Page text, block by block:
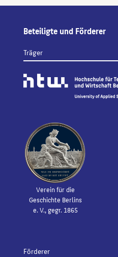
Beteiligte und Förderer
Träger
Verein für die
Geschichte Berlins
e. V., gegr. 1865
Förderer